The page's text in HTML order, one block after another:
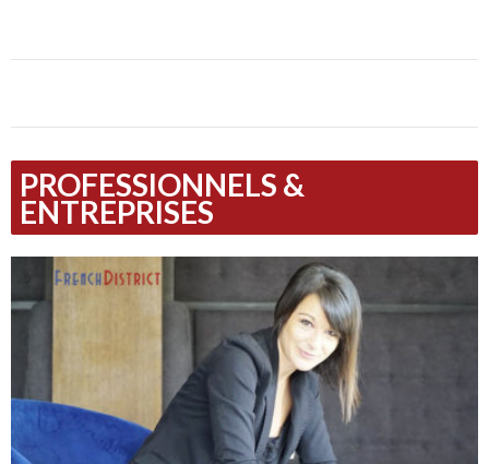
PROFESSIONNELS &
ENTREPRISES